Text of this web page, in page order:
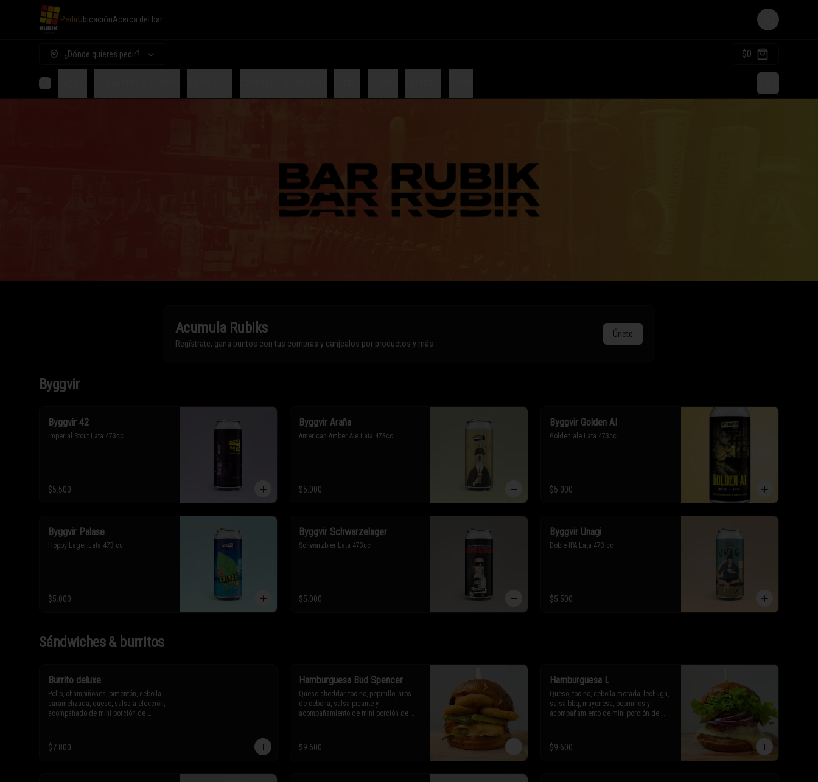
PedirUbicaciónAcerca del bar
Login
¿Dónde quieres pedir? $0
Acumula Rubiks
Regístrate, gana puntos con tus compras y canjealos por productos y más
Únete
Byggvir
Byggvir 42
Imperial Stout Lata 473cc
$5.500
Byggvir Araña
American Amber Ale Lata 473cc
$5.000
Byggvir Golden AI
Golden ale Lata 473cc
$5.000
Byggvir Palase
Hoppy Lager Lata 473 cc
$5.000
Byggvir Schwarzelager
Schwarzbier Lata 473cc
$5.000
Byggvir Unagi
Doble IPA Lata 473 cc
$5.500
Sándwiches & burritos
Burrito deluxe
Pollo, champiñones, pimentón, cebolla
caramelizada, queso, salsa a elección,
acompañado de mini porción de
* Los ingredientes no son
$7.800
Hamburguesa Bud Spencer
Queso cheddar, tocino, pepinillo, aros
de cebolla, salsa picante y
acompañamiento de mini porción de
* Los ingredientes no son
intercambiables. Sólo puedes solicitar
$9.600
Hamburguesa L
Queso, tocino, cebolla morada, lechuga,
salsa bbq, mayonesa, pepinillos y
acompañamiento de mini porción de
* Los ingredientes no son
intercambiables. Sólo puedes solicitar
$9.600